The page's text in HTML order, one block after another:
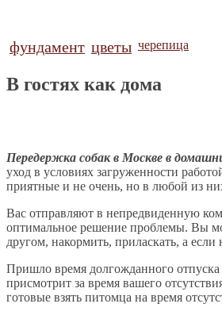
фундамент цветы черепица
В гостях как дома
Передержка собак в Москве в
уход в условиях загруженности
приятные и не очень, но в любой из
Вас отправляют в непредвиденную
оптимальное решение проблемы. Вы
другом, накормить, приласкать, а
Пришло время долгожданного отпуска
присмотрит за время вашего
готовые взять питомца на время